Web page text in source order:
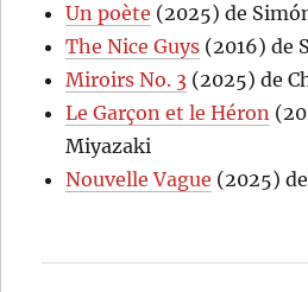
Un poète (2025) de
The Nice Guys (2016) de
Miroirs No. 3 (2025) de
Le Garçon et le Héron
Miyazaki
Nouvelle Vague (2025)